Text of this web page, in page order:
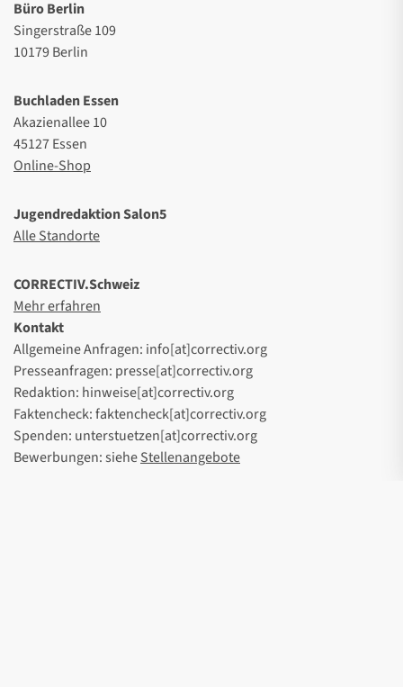
Büro Berlin
Singerstraße 109
10179 Berlin
Buchladen Essen
Akazienallee 10
45127 Essen
Online-Shop
Jugendredaktion Salon5
Alle Standorte
CORRECTIV.Schweiz
Mehr erfahren
Kontakt
Allgemeine Anfragen: info[at]correctiv.org
Presseanfragen: presse[at]correctiv.org
Redaktion: hinweise[at]correctiv.org
Faktencheck: faktencheck[at]correctiv.org
Spenden: unterstuetzen[at]correctiv.org
Bewerbungen: sieheStellenangebote